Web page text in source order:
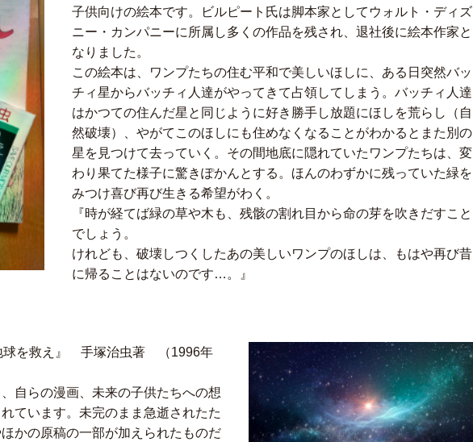
子供向けの絵本です。ビルピート氏は脚本家としてウォルト・ディズ
ニー・カンパニーに所属し多くの作品を残され、退社後に絵本作家と
なりました。
この絵本は、ワンプたちの住む平和で美しいほしに、ある日突然バッ
チィ星からバッチィ人達がやってきて占領してしまう。バッチィ人達
はかつての住んだ星と同じように好き勝手し放題にほしを荒らし（自
然破壊）、やがてこのほしにも住めなくなることがわかるとまた別の
星を見つけて去っていく。その間地底に隠れていたワンプたちは、変
わり果てた様子に驚きぽかんとする。ほんのわずかに残っていた緑を
みつけ喜び再び生きる希望がわく。
『時が経てば緑の草や木も、残骸の割れ目から命の芽を吹きだすこと
でしょう。
けれども、破壊しつくしたあの美しいワンプのほしは、もはや再び昔
に帰ることはないのです…。』
球を救え』 手塚治虫著 （1996年
自らの漫画、未来の子供たちへの想
ています。未完のまま急逝されたた
かの原稿の一部が加えられたものだ